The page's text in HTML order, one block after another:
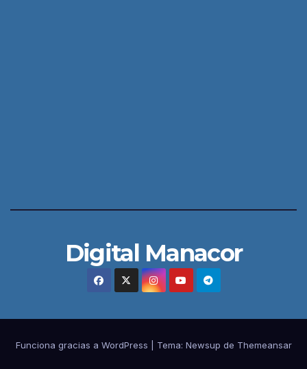
Digital Manacor
Funciona gracias a WordPress Tema: Newsup de Themeansar